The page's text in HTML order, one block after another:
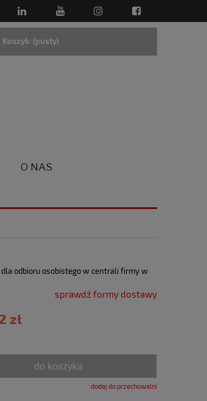
Koszyk: (pusty)
O NAS
odbioru osobistego w centrali firmy w
sprawdź formy dostawy
zł
do koszyka
dodaj do przechowalni